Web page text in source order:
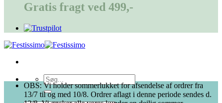
Gratis fragt ved 499,-
Søg
efter:
OBS: Vi holder sommerlukket for afsendelse af ordrer fra
13/7 til og med 10/8. Ordrer aflagt i denne periode sendes d.